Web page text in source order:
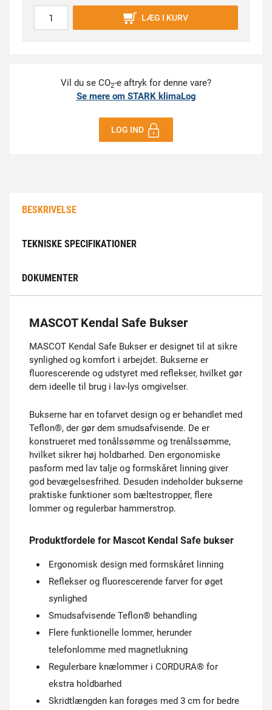
LÆG I KURV
Vil du se CO2-e aftryk for denne vare?
Se mere om STARK klimaLog
LOG IND
BESKRIVELSE
TEKNISKE SPECIFIKATIONER
DOKUMENTER
MASCOT Kendal Safe Bukser
MASCOT Kendal Safe Bukser er designet til at sikre
synlighed og komfort i arbejdet. Bukserne er
fluorescerende og udstyret med reflekser, hvilket gør
dem ideelle til brug i lav-lys omgivelser.
Bukserne har en tofarvet design og er behandlet med
Teflon®, der gør dem smudsafvisende. De er
konstrueret med tonålssømme og trenålssømme,
hvilket sikrer høj holdbarhed. Den ergonomiske
pasform med lav talje og formskåret linning giver
god bevægelsesfrihed. Desuden indeholder bukserne
praktiske funktioner som bæltestropper, flere
lommer og regulerbar hammerstrop.
Produktfordele for Mascot Kendal Safe bukser
Ergonomisk design med formskåret linning
Reflekser og fluorescerende farver for øget
synlighed
Smudsafvisende Teflon® behandling
Flere funktionelle lommer, herunder
telefonlomme med magnetlukning
Regulerbare knælommer i CORDURA® for
ekstra holdbarhed
Skridtlængden kan forøges med 3 cm for bedre